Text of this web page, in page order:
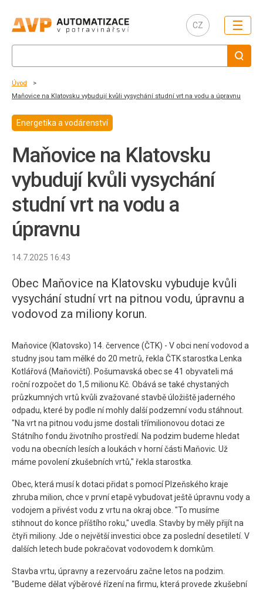
CZ ☰
Úvod
Maňovice na Klatovsku vybudují kvůli vysychání studní vrt na vodu a úpravnu
Energetika a vodárenství
Maňovice na Klatovsku
vybudují kvůli vysychání
studní vrt na vodu a
úpravnu
14.7.2025 16:43
Obec Maňovice na Klatovsku vybuduje kvůli
vysychání studní vrt na pitnou vodu, úpravnu a
vodovod za miliony korun.
Maňovice (Klatovsko) 14. července (ČTK) - V obci není vodovod a
studny jsou tam mělké do 20 metrů, řekla ČTK starostka Lenka
Kotlářová (Maňovičtí). Pošumavská obec se 41 obyvateli má
roční rozpočet do 1,5 milionu Kč. Obává se také chystaných
průzkumných vrtů kvůli zvažované stavbě úložiště jaderného
odpadu, které by podle ní mohly další podzemní vodu stáhnout.
"Na vrt na pitnou vodu jsme dostali třímilionovou dotaci ze
Státního fondu životního prostředí. Na podzim budeme hledat
vodu na obecních lesích a loukách v horní části Maňovic. Už
máme povolení zkušebních vrtů," řekla starostka.
Obec, která musí k dotaci přidat s pomocí Plzeňského kraje
zhruba milion, chce v první etapě vybudovat ještě úpravnu vody a
vodojem a přivést vodu z vrtu na okraj obce. "To musíme
stihnout do konce příštího roku," uvedla. Stavby by měly přijít na
čtyři miliony. Jde o největší investici obce za poslední desetiletí. V
dalších letech bude pokračovat vodovodem k domkům.
Stavba vrtu, úpravny a rezervoáru začne letos na podzim.
"Budeme dělat výběrové řízení na firmu, která provede zkušební